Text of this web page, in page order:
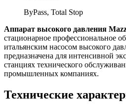
ByPass, Total Stop
Аппарат высокого давления
стационарное профессиональное
итальянским насосом высокого
предназначена для интенсивной
станциях технического
промышленных компаниях.
Технические